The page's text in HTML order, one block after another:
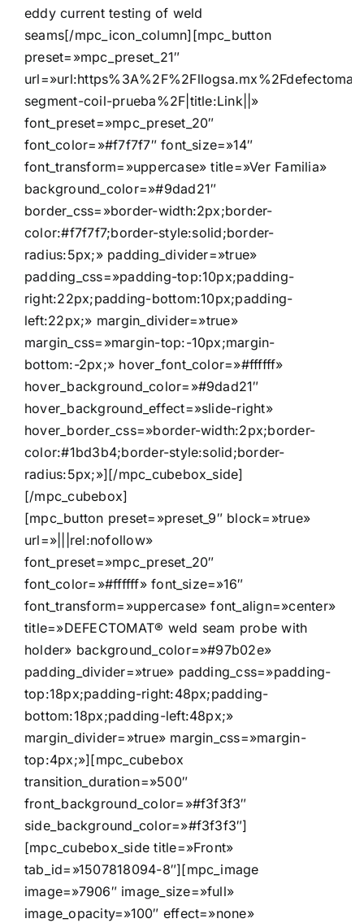
eddy current testing of weld
seams[/mpc_icon_column][mpc_button
preset=»mpc_preset_21″
url=»url:https%3A%2F%2Fllogsa.mx%2Fdefectomat-
segment-coil-prueba%2F|title:Link||»
font_preset=»mpc_preset_20″
font_color=»#f7f7f7″ font_size=»14″
font_transform=»uppercase» title=»Ver Familia»
background_color=»#9dad21″
border_css=»border-width:2px;border-
color:#f7f7f7;border-style:solid;border-
radius:5px;» padding_divider=»true»
padding_css=»padding-top:10px;padding-
right:22px;padding-bottom:10px;padding-
left:22px;» margin_divider=»true»
margin_css=»margin-top:-10px;margin-
bottom:-2px;» hover_font_color=»#ffffff»
hover_background_color=»#9dad21″
hover_background_effect=»slide-right»
hover_border_css=»border-width:2px;border-
color:#1bd3b4;border-style:solid;border-
radius:5px;»][/mpc_cubebox_side]
[/mpc_cubebox]
[mpc_button preset=»preset_9″ block=»true»
url=»|||rel:nofollow»
font_preset=»mpc_preset_20″
font_color=»#ffffff» font_size=»16″
font_transform=»uppercase» font_align=»center»
title=»DEFECTOMAT® weld seam probe with
holder» background_color=»#97b02e»
padding_divider=»true» padding_css=»padding-
top:18px;padding-right:48px;padding-
bottom:18px;padding-left:48px;»
margin_divider=»true» margin_css=»margin-
top:4px;»][mpc_cubebox
transition_duration=»500″
front_background_color=»#f3f3f3″
side_background_color=»#f3f3f3″]
[mpc_cubebox_side title=»Front»
tab_id=»1507818094-8″][mpc_image
image=»7906″ image_size=»full»
image_opacity=»100″ effect=»none»